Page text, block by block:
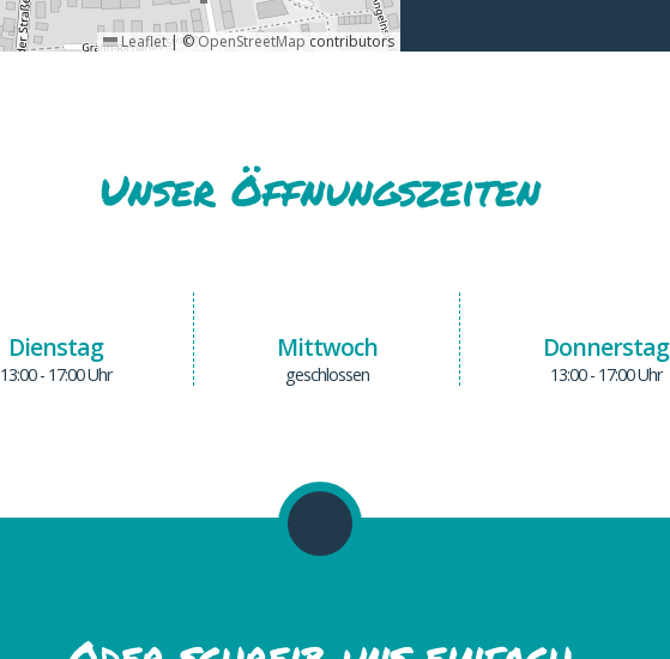
Leaflet|©OpenStreetMap contributors
Unser Öffnungszeiten
Dienstag
13:00 - 17:00 Uhr
Mittwoch
geschlossen
Donnerstag
13:00 - 17:00 Uhr